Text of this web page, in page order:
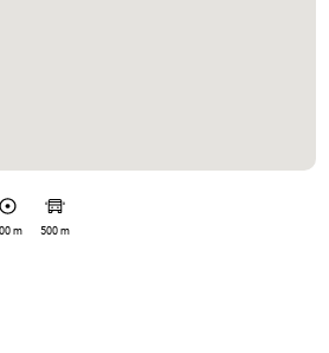
m 500 m